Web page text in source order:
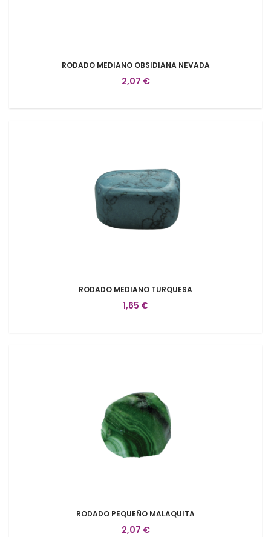
RODADO MEDIANO OBSIDIANA NEVADA
2,07 €
RODADO MEDIANO TURQUESA
1,65 €
RODADO PEQUEÑO MALAQUITA
2,07 €